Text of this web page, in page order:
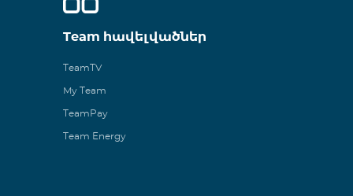
Team հավելվածներ
TeamTV
My Team
TeamPay
Team Energy